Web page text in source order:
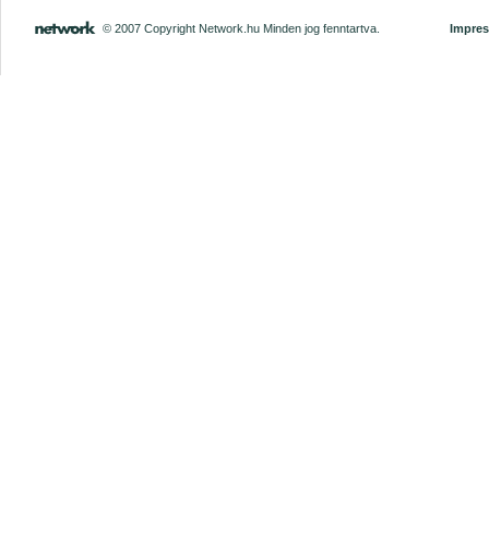
© 2007 Copyright Network.hu Minden jog fenntartva.